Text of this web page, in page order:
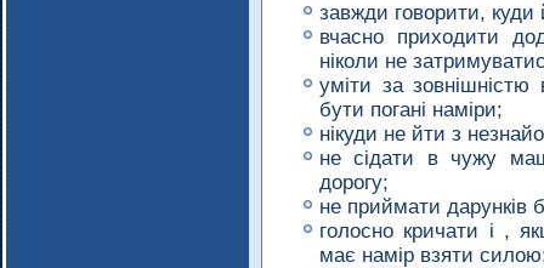
завжди говорити, куди
вчасно приходити
ніколи не
уміти за
бути погані наміри;
нікуди не йти з
не сідати в чужу
дорогу;
не приймати дарунків
голосно кричати і ,
має намір взяти